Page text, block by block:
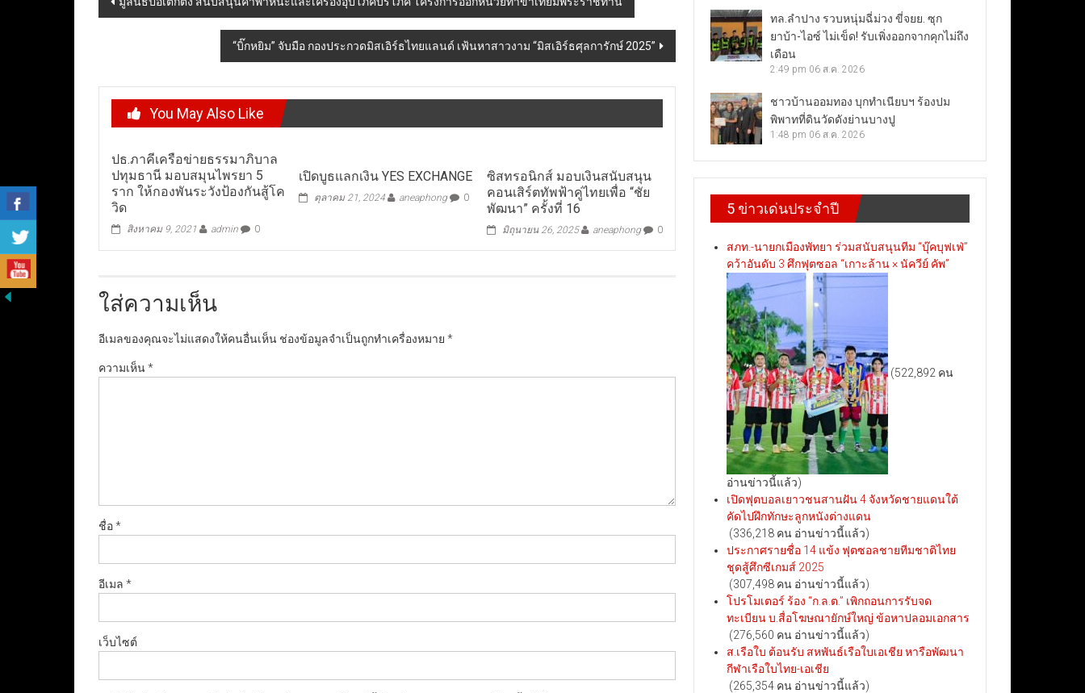
“บิ๊กหยิม” จับมือ กองประกวดมิสเอิร์ธไทยแลนด์​ เฟ้นหาสาวงาม “มิสเอิร์ธศุลการักษ์ 2025”
You May Also Like
ปธ.ภาคีเครือข่ายธรรมาภิบาล
ปทุมธานี มอบสมุนไพรยา 5
ราก ให้กองพันระวังป้องกันสู้โค
วิด
สิงหาคม 9, 2021 admin 0
เปิดบูธแลกเงิน YES EXCHANGE
ตุลาคม 21, 2024 aneaphong 0
ซิสทรอนิกส์ มอบเงินสนับสนุน
คอนเสิร์ตทัพฟ้าคู่ไทยเพื่อ “ชัย
พัฒนา” ครั้งที่ 16
มิถุนายน 26, 2025 aneaphong 0
ใส่ความเห็น
อีเมลของคุณจะไม่แสดงให้คนอื่นเห็น ช่องข้อมูลจำเป็นถูกทำเครื่องหมาย *
ความเห็น*
ชื่อ*
อีเมล *
เว็บไซต์
ทล.ลำปาง รวบหนุ่มฉี่ม่วง ขี่จยย. ซุก
ยาบ้า-ไอซ์ ไม่เข็ด! รับเพิ่งออกจากคุกไม่ถึง
เดือน
2:49 pm 06 ส.ค. 2026
ชาวบ้านออมทอง บุกทำเนียบฯ ร้องปม
พิพาทที่ดินวัดดังย่านบางปู
1:48 pm 06 ส.ค. 2026
5 ข่าวเด่นประจำปี
สภท.-นายกเมืองพัทยา ร่วมสนับสนุนทีม “บุ๊คบุฟเฟ่”
คว้าอันดับ 3 ศึกฟุตซอล “เกาะล้าน × นัควีย์ คัพ”
(522,892 คน
อ่านข่าวนี้แล้ว)
เปิดฟุตบอลเยาวชนสานฝัน 4 จังหวัดชายแดนใต้
คัดไปฝึกทักษะลูกหนังต่างแดน
(336,218 คน อ่านข่าวนี้แล้ว)
ประกาศรายชื่อ 14 แข้ง ฟุตซอลชายทีมชาติไทย
ชุดสู้ศึกซีเกมส์ 2025
(307,498 คน อ่านข่าวนี้แล้ว)
โปรโมเตอร์ ร้อง “ก.ล.ต.” เพิกถอนการรับจด
ทะเบียน บ.สื่อโฆษณายักษ์ใหญ่ ข้อหาปลอมเอกสาร
(276,560 คน อ่านข่าวนี้แล้ว)
ส.เรือใบ ต้อนรับ สหพันธ์เรือใบเอเชีย หารือพัฒนา
กีฬาเรือใบไทย-เอเชีย
(265,354 คน อ่านข่าวนี้แล้ว)